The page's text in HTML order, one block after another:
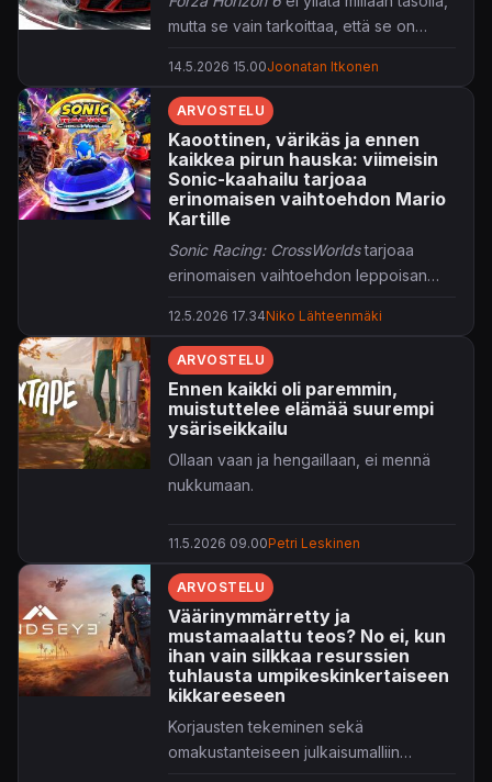
mutta se vain tarkoittaa, että se on
löytyy.
14.5.2026 15.00Joonatan Itkonen
ARVOSTELU
Kaoottinen, värikäs ja ennen
kaikkea pirun hauska: viimeisin
Sonic-kaahailu tarjoaa
erinomaisen vaihtoehdon Mario
Kartille
Sonic Racing: CrossWorldstarjoaa
erinomaisen vaihtoehdon leppoisan
12.5.2026 17.34Niko Lähteenmäki
ARVOSTELU
Ennen kaikki oli paremmin,
muistuttelee elämää suurempi
ysäriseikkailu
Ollaan vaan ja hengaillaan, ei mennä
nukkumaan.
11.5.2026 09.00Petri Leskinen
ARVOSTELU
Väärinymmärretty ja
mustamaalattu teos? No ei, kun
ihan vain silkkaa resurssien
tuhlausta umpikeskinkertaiseen
kikkareeseen
Korjausten tekeminen sekä
omakustanteiseen julkaisumalliin